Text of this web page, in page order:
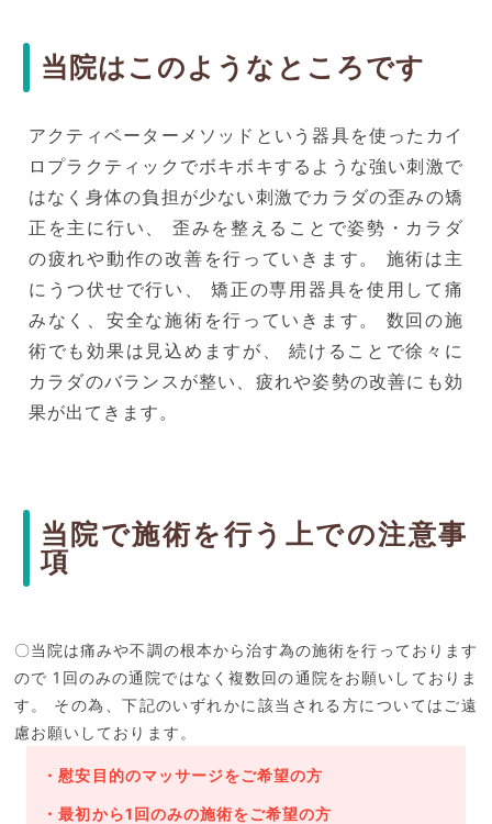
当院はこのようなところです
アクティベーターメソッドという器具を使ったカイ
ロプラクティックでボキボキするような強い刺激で
はなく身体の負担が少ない刺激でカラダの歪みの矯
正を主に行い、 歪みを整えることで姿勢・カラダ
の疲れや動作の改善を行っていきます。 施術は主
にうつ伏せで行い、 矯正の専用器具を使用して痛
みなく、安全な施術を行っていきます。 数回の施
術でも効果は見込めますが、 続けることで徐々に
カラダのバランスが整い、疲れや姿勢の改善にも効
果が出てきます。
当院で施術を行う上での注意事
項
〇当院は痛みや不調の根本から治す為の施術を行っております
ので 1回のみの通院ではなく複数回の通院をお願いしておりま
す。
その為、下記のいずれかに該当される方についてはご遠
慮お願いしております。
・慰安目的のマッサージをご希望の方
・最初から1回のみの施術をご希望の方